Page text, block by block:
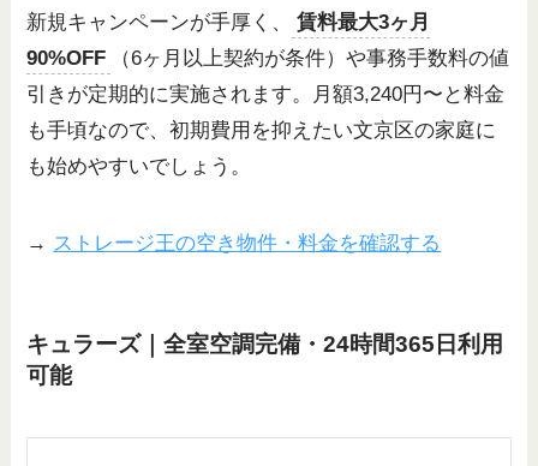
新規キャンペーンが手厚く、
賃料最大3ヶ月
90%OFF
（6ヶ月以上契約が条件）や事務手数料の値
引きが定期的に実施されます。月額3,240円〜と料金
も手頃なので、初期費用を抑えたい文京区の家庭に
も始めやすいでしょう。
→ ストレージ王の空き物件・料金を確認する
キュラーズ｜全室空調完備・24時間365日利用
可能